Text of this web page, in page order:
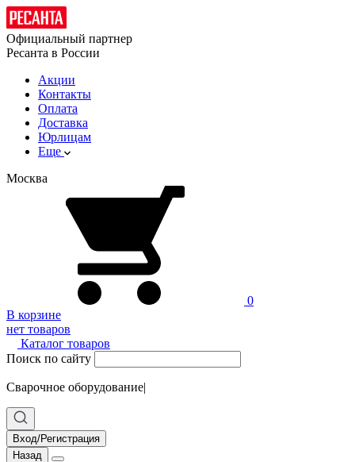
Официальный партнер
Ресанта в России
Акции
Контакты
Оплата
Доставка
Юрлицам
Еще
Москва
0
В корзине
нет товаров
Каталог товаров
Поиск по сайту
Сварочное оборудование|
Вход/Регистрация
Назад